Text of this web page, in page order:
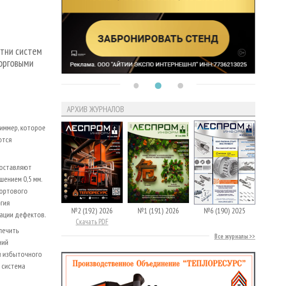
систем
которое
0,5 мм.
дефектов.
избыточного
АРХИВ ЖУРНАЛОВ
№2 (192) 2026
Скачать PDF
№1 (191) 2026 №6 (190) 2025
Все журналы